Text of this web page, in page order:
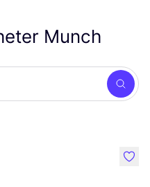
Munch
like